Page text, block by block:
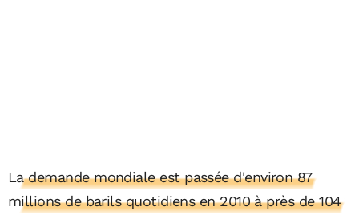
La demande mondiale est passée d'environ 87
millions de barils quotidiens en 2010 à près de 104